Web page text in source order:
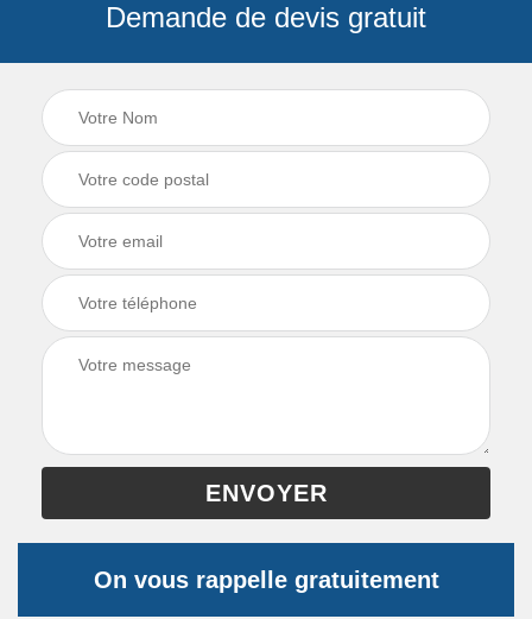
Demande de devis gratuit
On vous rappelle gratuitement